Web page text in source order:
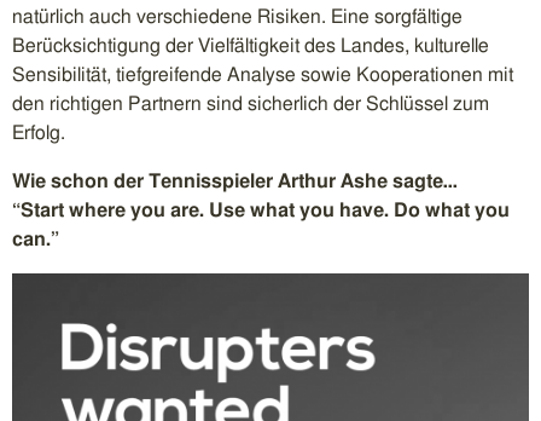
natürlich auch verschiedene Risiken. Eine sorgfältige
Berücksichtigung der Vielfältigkeit des Landes, kulturelle
Sensibilität, tiefgreifende Analyse sowie Kooperationen mit
den richtigen Partnern sind sicherlich der Schlüssel zum
Erfolg.
Wie schon der Tennisspieler Arthur Ashe sagte…
“Start where you are. Use what you have. Do what you
can.”